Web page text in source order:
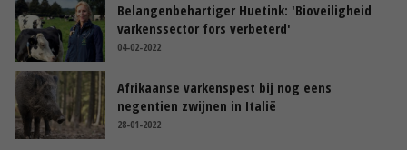
Belangenbehartiger Huetink: 'Bioveiligheid
varkenssector fors verbeterd'
04-02-2022
Afrikaanse varkenspest bij nog eens
negentien zwijnen in Italië
28-01-2022